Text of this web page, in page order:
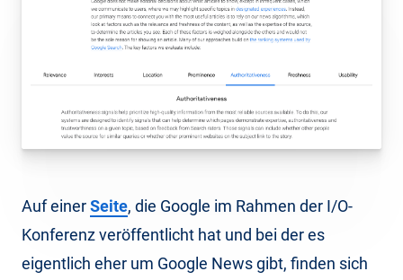
Auf einerSeite, die Google im Rahmen der I/O-
Konferenz veröffentlicht hat und bei der es
eigentlich eher um Google News gibt, finden sich